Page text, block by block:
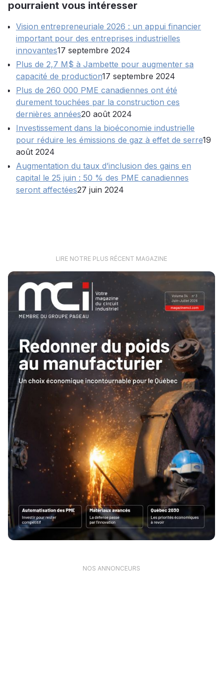
pourraient vous intéresser
Vision entrepreneuriale 2026 : un appui financier
important pour des entreprises industrielles
innovantes17 septembre 2024
Plus de 2,7 M$ à Jambette pour augmenter sa
capacité de production17 septembre 2024
Plus de 260 000 PME canadiennes ont été
durement touchées par la construction ces
dernières années20 août 2024
Investissement dans la bioéconomie industrielle
pour réduire les émissions de gaz à effet de serre19
août 2024
Augmentation du taux d’inclusion des gains en
capital le 25 juin : 50 % des PME canadiennes
seront affectées27 juin 2024
LIRE NOTRE PLUS RÉCENT MAGAZINE
NOS ANNONCEURS